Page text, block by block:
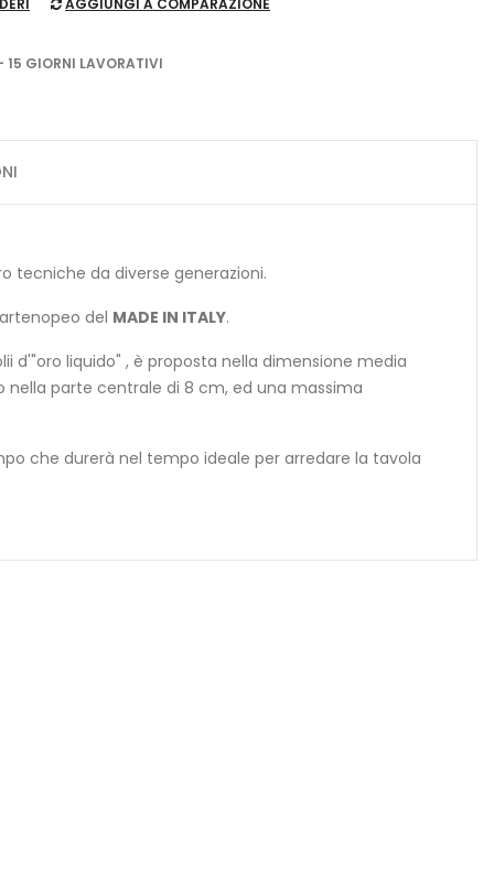
AGGIUNGI A COMPARAZIONE
15 GIORNI LAVORATIVI
tecniche da diverse generazioni.
del MADE IN ITALY.
d'"oro liquido" , è proposta nella dimensione media
parte centrale di 8 cm, ed una massima
che durerà nel tempo ideale per arredare la tavola